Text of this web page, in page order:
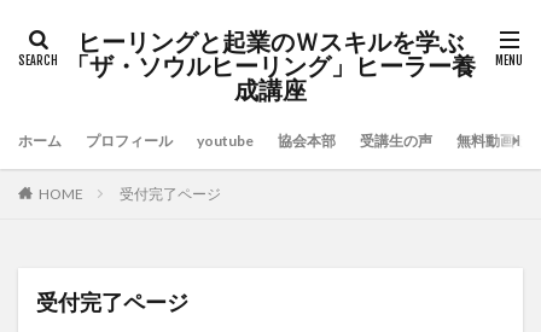
ヒーリングと起業のＷスキルを学ぶ
「ザ・ソウルヒーリング」ヒーラー養
成講座
ホーム プロフィール youtube 協会本部 受講生の声 無料動画セ
HOME 受付完了ページ
受付完了ページ